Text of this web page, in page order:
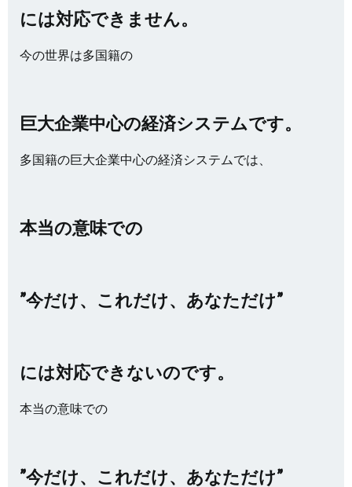
には対応できません。
今の世界は多国籍の
巨大企業中心の経済システムです。
多国籍の巨大企業中心の経済システムでは、
本当の意味での
”今だけ、これだけ、あなただけ”
には対応できないのです。
本当の意味での
”今だけ、これだけ、あなただけ”